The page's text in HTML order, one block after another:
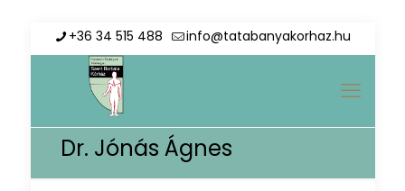
+36 34 515 488 info@tatabanyakorhaz.hu
Dr. Jónás Ágnes